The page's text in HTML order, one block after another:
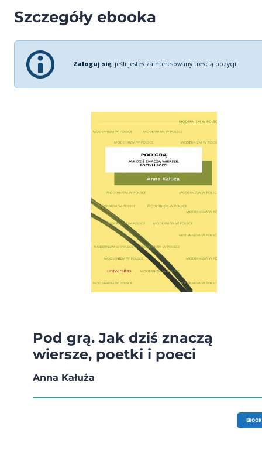
Szczegóły ebooka
Zaloguj się, jeśli jesteś zainteresowany treścią pozycji.
Pod grą. Jak dziś znaczą
wiersze, poetki i poeci
Anna Kałuża
EBOOK